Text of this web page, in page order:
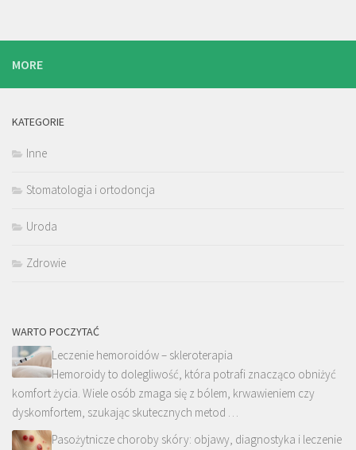
MORE
KATEGORIE
Inne
Stomatologia i ortodoncja
Uroda
Zdrowie
WARTO POCZYTAĆ
Leczenie hemoroidów – skleroterapia
Hemoroidy to dolegliwość, która potrafi znacząco obniżyć
komfort życia. Wiele osób zmaga się z bólem, krwawieniem czy
dyskomfortem, szukając skutecznych metod …
Pasożytnicze choroby skóry: objawy, diagnostyka i leczenie